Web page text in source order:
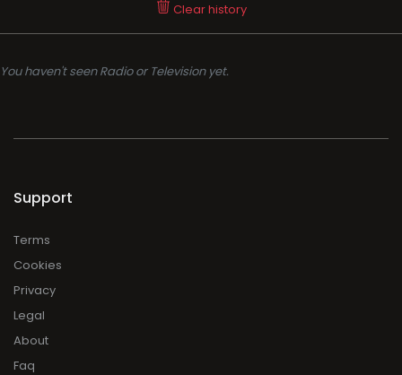
Clear history
You haven't seen Radio or Television yet.
Support
Terms
Cookies
Privacy
Legal
About
Faq